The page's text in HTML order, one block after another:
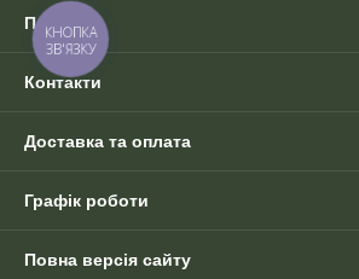
Про нас
Контакти
Доставка та оплата
Графік роботи
Повна версія сайту
КНОПКА
ЗВ'ЯЗКУ